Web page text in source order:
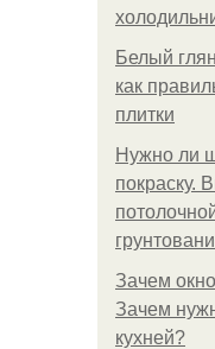
Белый
как
плитки
Нужно ли
покраску.
Зачем
Зачем
кухней?